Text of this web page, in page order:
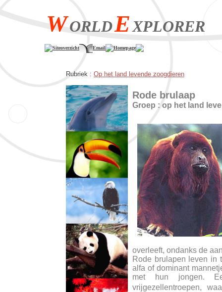
WORLDEXPLORER
Siteoverzicht Email Homepage
Rubriek : Op het land levende zoogdieren
Rode brulaap
Groep : op het land
overleeft, ondanks de
Rode brulapen leven in
alfa of dominant
met hun jongen.
vrijgezellentroepen,